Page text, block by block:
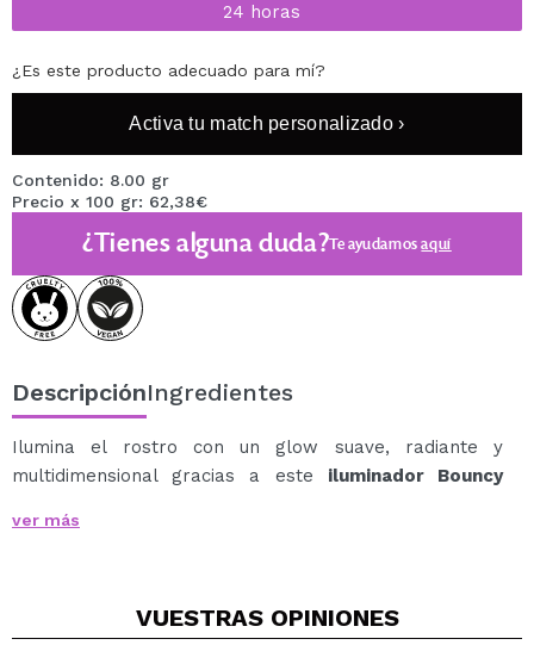
24 horas
¿Es este producto adecuado para mí?
Activa tu match personalizado ›
Contenido: 8.00 gr
Precio x 100 gr: 62,38€
¿Tienes alguna duda?Te ayudamosaquí
DescripciónIngredientes
Ilumina el rostro con un glow suave, radiante y
multidimensional gracias a este iluminador Bouncy
efecto soft-focus.
mientras aporta luminosidad natural y uniforme.
ver más
VUESTRAS OPINIONES